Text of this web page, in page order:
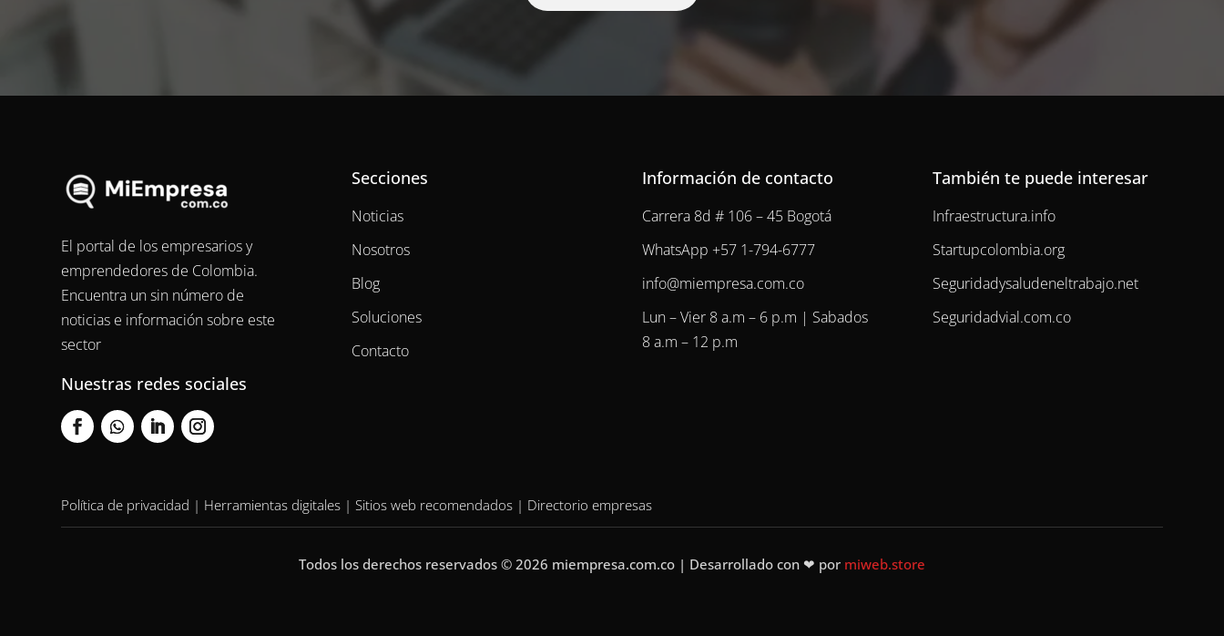
El portal de los empresarios y
emprendedores de Colombia.
Encuentra un sin número de
noticias e información sobre este
sector
Nuestras redes sociales
Secciones
Noticias
Nosotros
Blog
Soluciones
Contacto
Información de contacto
Carrera 8d # 106 – 45 Bogotá
WhatsApp +57 1-794-6777
info@miempresa.com.co
Lun – Vier 8 a.m – 6 p.m | Sabados
8 a.m – 12 p.m
También te puede interesar
Infraestructura.info
Startupcolombia.org
Seguridadysaludeneltrabajo.net
Seguridadvial.com.co
Política de privacidad | Herramientas digitales | Sitios web recomendados | Directorio empresas
Todos los derechos reservados © 2026 miempresa.com.co | Desarrollado con ❤ por miweb.store